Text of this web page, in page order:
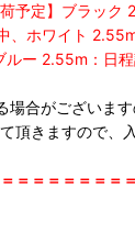
荷予定】ブラック
、ホワイト
ルー 2.55m：日
合がございます
頂きますので、
＝＝＝＝＝＝＝